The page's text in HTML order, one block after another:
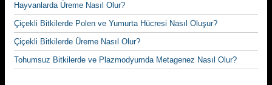
Hayvanlarda Üreme Nasıl Olur?
Çiçekli Bitkilerde Polen ve Yumurta Hücresi Nasıl Oluşur?
Çiçekli Bitkilerde Üreme Nasıl Olur?
Tohumsuz Bitkilerde ve Plazmodyumda Metagenez Nasıl Olur?